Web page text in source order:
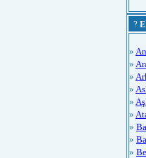
?
»
»
»
»
»
»
»
»
»